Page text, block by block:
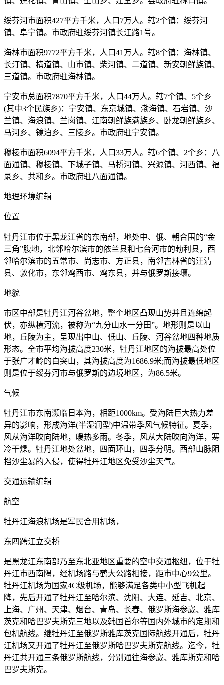
绥芬河市面积427平方千米，人口7万人。辖2个镇：绥芬河
镇、阜宁镇。市政府驻绥芬河镇长江路1号。
海林市面积9772平方千米，人口41万人。辖8个镇：海林镇、
长汀镇、横道镇、山市镇、柴河镇、二道镇、新安朝鲜族镇、
三道镇。市政府驻海林镇。
宁安市总面积7870平方千米，人口44万人。辖7个镇、5个乡
(其中3个民族乡)：宁安镇、东京城镇、渤海镇、石岩镇、沙
兰镇、海浪镇、兰岗镇、江南朝鲜族满族乡、卧龙朝鲜族乡、
马河乡、镜泊乡、三陵乡。市政府驻宁安镇。
穆棱市面积6094平方千米，人口33万人。辖6个镇、2个乡：八
面通镇、穆棱镇、下城子镇、马桥河镇、兴源镇、河西镇、福
录乡、共和乡。市政府驻八面通镇。
地理环境编辑
位置
牡丹江市位于黑龙江省的东南部，地处中、俄、朝合围的“金
三角”腹地，北邻哈尔滨市的依兰县和七台河市的勃利县，西
邻哈尔滨市的五常市、尚志市、方正县，南邻吉林省的汪清
县、敦化市，东邻鸡西市、鸡东县，并与俄罗斯接壤。
地貌
市区中部是牡丹江河谷盆地，整个地区凸现山势并且连绵起
伏，亦纵横河流，被称为“九分山水一分田”。地形则是以山
地，丘陵为主，呈现出中山、低山、丘陵、河谷盆地四种地质
形态。全市平均海拔高度230米，牡丹江地区的海拔最高处位
于张广才岭的白突山，其海拔高度为1686.9米;而海拔最低地区
则是位于绥芬河市与俄罗斯的边境地区，为86.5米。
气候
牡丹江市东南濒临日本海，相距1000km。受海陆巨大热力差
异的影响，形成海洋(半湿润型)中温带季风气候特征。夏季，
风从海洋吹向陆地，暖热多雨。冬季，风从大陆吹向海洋，寒
冷干燥。牡丹江地处盆地，四面环山，四季分明。西部山脉阻
挡沙尘暴的入侵，使得牡丹江地区免受沙尘天气。
交通运输编辑
航空
牡丹江海浪机场是军民合用机场，
东四跨江立交桥
是黑龙江东南部乃至东北亚地区重要的空中交通枢纽，位于牡
丹江市西南隅，经机场路与鹤大公路相接，距市中心9公里。
牡丹江机场为国家4C级机场，能够满足各类中小型飞机起
降，先后开通了牡丹江至哈尔滨、沈阳、大连、延吉、北京、
上海、广州、天津、烟台、青岛、长春、俄罗斯海参崴、雅库
茨克和哈巴罗夫斯克三地以及韩国首尔等国内外城市的定期和
包机航线。继牡丹江至俄罗斯雅库茨克国际航线开通后，牡丹
江机场又开通了牡丹江至俄罗斯哈巴罗夫斯克航线。迄今，牡
丹江共开通三条俄罗斯航线，分别通往海参崴、雅库斯克和哈
巴罗夫斯克。